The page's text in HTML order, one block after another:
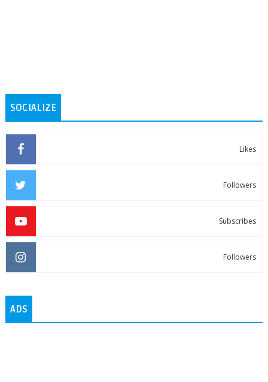
SOCIALIZE
Likes
Followers
Subscribes
Followers
ADS